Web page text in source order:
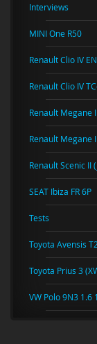
Interviews
MINI One R50
Renault Clio IV
Renault Clio IV
Renault Megane
Renault Megane
Renault Scenic II
SEAT Ibiza FR 6P
Tests
Toyota Avensis
Toyota Prius 3
VW Polo 9N3 1.6